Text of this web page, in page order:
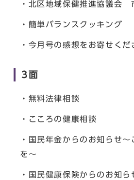
・北区地域保健推進協議会
・簡単バランスクッキング
・今月号の感想をお寄せくだ
3面
・無料法律相談
・こころの健康相談
・国民年金からのお知らせ
を～
・国民健康保険からのお知ら